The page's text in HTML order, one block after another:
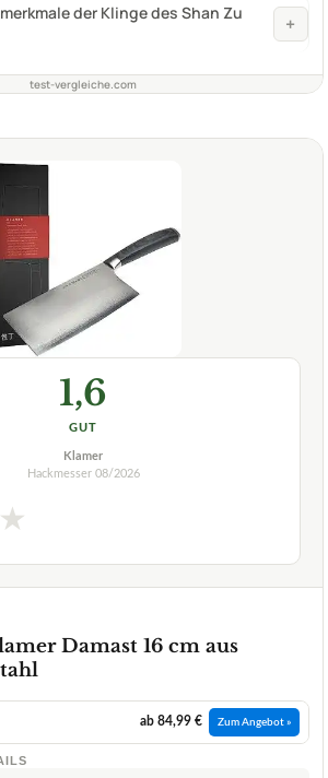
der Klinge des Shan Zu
+
test-vergleiche.com
1,6
GUT
Klamer
Hackmesser 08/2026
★
Damast 16 cm aus
ab 84,99 € Zum Angebot »